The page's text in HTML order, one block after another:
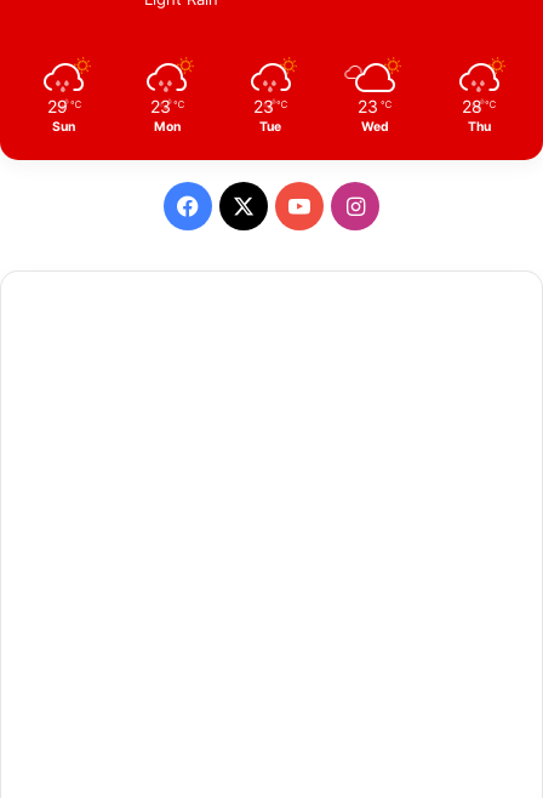
29 ℃
Sun
23 ℃
Mon
23 ℃
Tue
23 ℃
Wed
28 ℃
Thu
Facebook
X YouTubeInstagram